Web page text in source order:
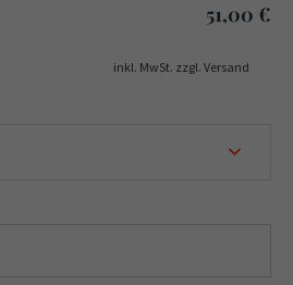
51,00 €
inkl. MwSt. zzgl. Versand